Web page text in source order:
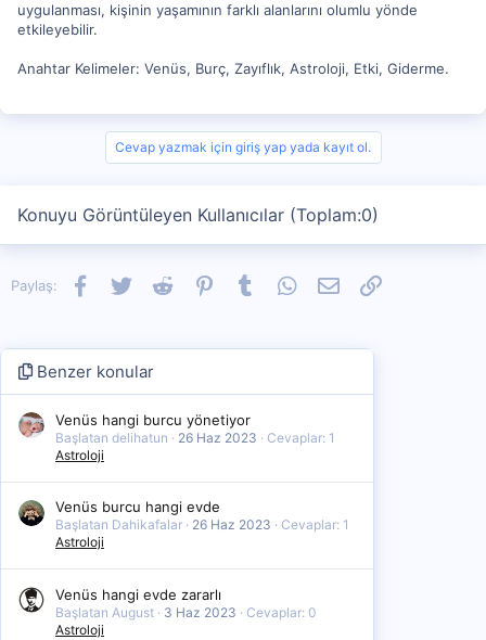
uygulanması, kişinin yaşamının farklı alanlarını olumlu yönde
etkileyebilir.
Anahtar Kelimeler: Venüs, Burç, Zayıflık, Astroloji, Etki, Giderme.
Cevap yazmak için giriş yap yada kayıt ol.
Konuyu Görüntüleyen Kullanıcılar (Toplam:0)
Paylaş: Facebook
TwitterReddit PinterestTumblrWhatsApp
E-postaLink
Benzer konular
Venüs hangi burcu yönetiyor
Başlatan delihatun 26 Haz 2023
Cevaplar: 1
Astroloji
Venüs burcu hangi evde
Başlatan Dahikafalar 26 Haz 2023
Cevaplar: 1
Astroloji
Venüs hangi evde zararlı
Başlatan August 3 Haz 2023
Cevaplar: 0
Astroloji